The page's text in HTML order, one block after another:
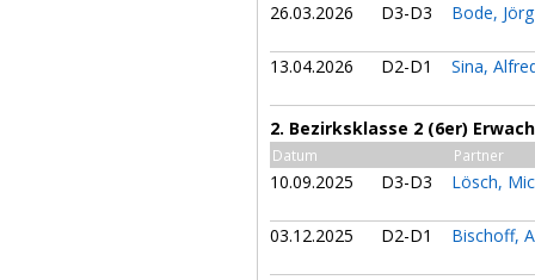
26.03.2026 D3-D3 Bode,
13.04.2026 D2-D1 Sina,
2. Bezirksklasse 2 (6er)
Datum Partner
10.09.2025 D3-D3 Lösch,
03.12.2025 D2-D1 Bischoff,